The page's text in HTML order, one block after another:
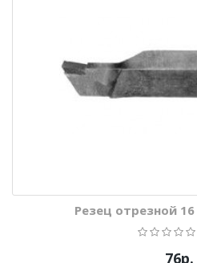
Резец отрезной
76р.